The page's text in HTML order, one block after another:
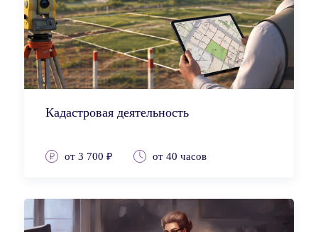
Кадастровая деятельность
от 3 700 ₽ от 40 часов